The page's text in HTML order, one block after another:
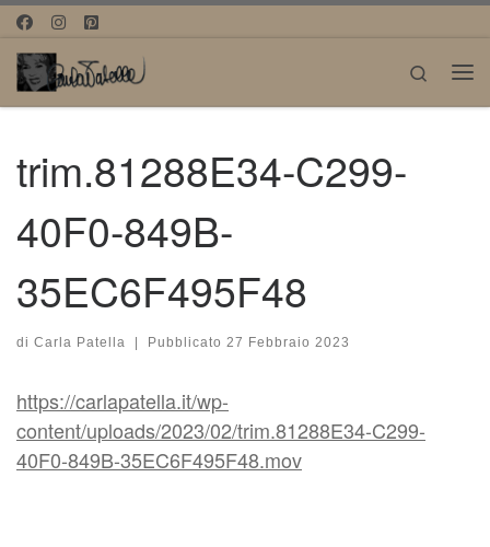
Passa al contenuto
Search
trim.81288E34-C299-
40F0-849B-
35EC6F495F48
di Carla Patella Pubblicato 27 Febbraio 2023
https://carlapatella.it/wp-
content/uploads/2023/02/trim.81288E34-C299-
40F0-849B-35EC6F495F48.mov